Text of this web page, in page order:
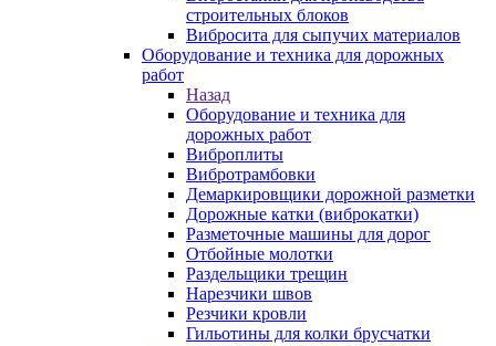
строительных блоков
Вибросита для сыпучих материалов
Оборудование и техника для дорожных
работ
Назад
Оборудование и техника для
дорожных работ
Виброплиты
Вибротрамбовки
Демаркировщики дорожной разметки
Дорожные катки (виброкатки)
Разметочные машины для дорог
Отбойные молотки
Раздельщики трещин
Нарезчики швов
Резчики кровли
Гильотины для колки брусчатки